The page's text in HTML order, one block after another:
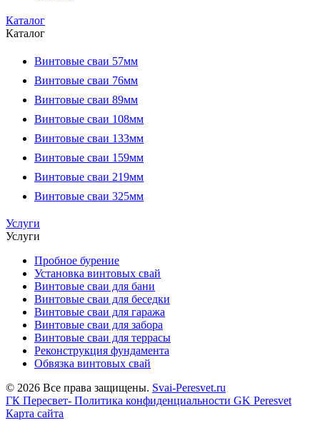
Каталог
Каталог
Винтовые сваи 57мм
Винтовые сваи 76мм
Винтовые сваи 89мм
Винтовые сваи 108мм
Винтовые сваи 133мм
Винтовые сваи 159мм
Винтовые сваи 219мм
Винтовые сваи 325мм
Услуги
Услуги
Пробное бурение
Установка винтовых свай
Винтовые сваи для бани
Винтовые сваи для беседки
Винтовые сваи для гаража
Винтовые сваи для забора
Винтовые сваи для террасы
Реконструкция фундамента
Обвязка винтовых свай
© 2026 Все права защищены. Svai-Peresvet.ru
ГК Пересвет- Политика конфиденциальности GK Peresvet
Карта сайта